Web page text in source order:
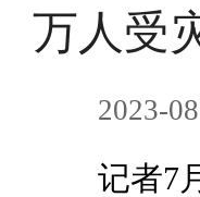
万人受
2023-
记者7月